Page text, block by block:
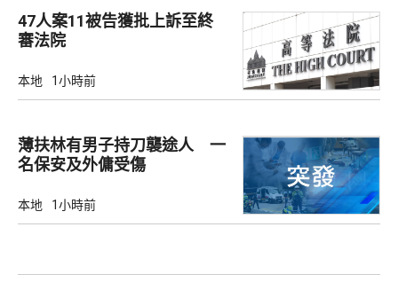
47人案11被告獲批上訴至終
審法院
本地 1小時前
薄扶林有男子持刀襲途人 一
名保安及外傭受傷
本地 1小時前